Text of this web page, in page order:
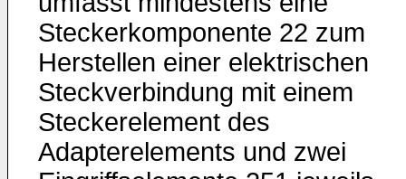
Steckerkomponente 22 zum
Herstellen einer elektrischen
Steckverbindung mit einem
Steckerelement des
Adapterelements und zwei